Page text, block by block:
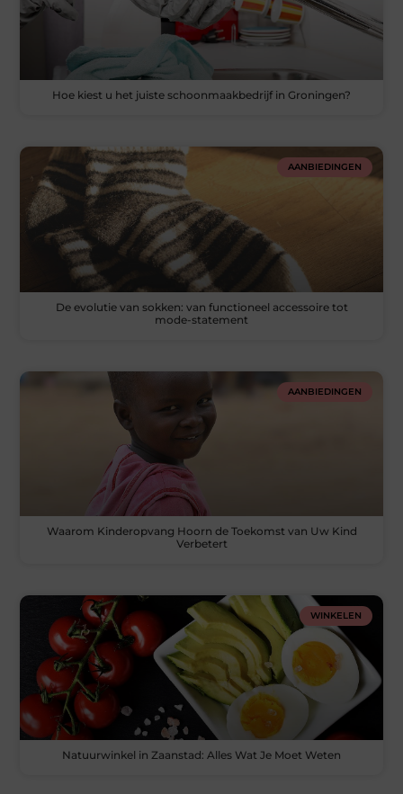
Hoe kiest u het juiste schoonmaakbedrijf in Groningen?
AANBIEDINGEN
De evolutie van sokken: van functioneel accessoire tot
mode-statement
AANBIEDINGEN
Waarom Kinderopvang Hoorn de Toekomst van Uw Kind
Verbetert
WINKELEN
Natuurwinkel in Zaanstad: Alles Wat Je Moet Weten